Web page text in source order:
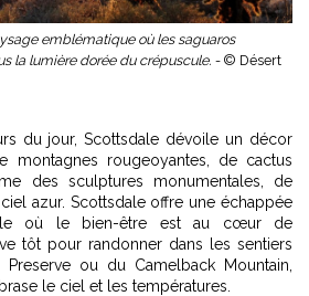
emblématique où les saguaros
la lumière dorée du crépuscule. - © Désert
du jour, Scottsdale dévoile un décor
montagnes rougeoyantes, de cactus
des sculptures monumentales, de
azur. Scottsdale offre une échappée
où le bien-être est au cœur de
tôt pour randonner dans les sentiers
ou du Camelback Mountain,
le ciel et les températures.